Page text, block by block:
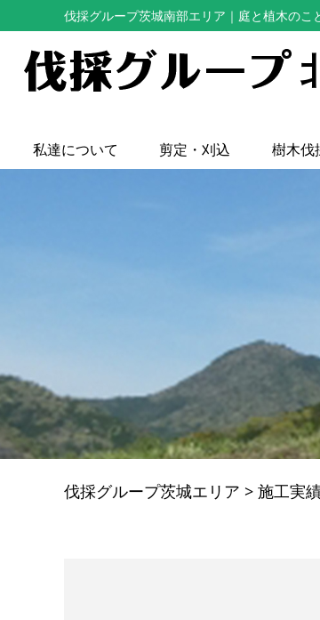
伐採グループ茨城南部エリア ｜庭と植木の
私達について 剪定・刈込 樹木伐
伐採グループ茨城エリア > 施工実